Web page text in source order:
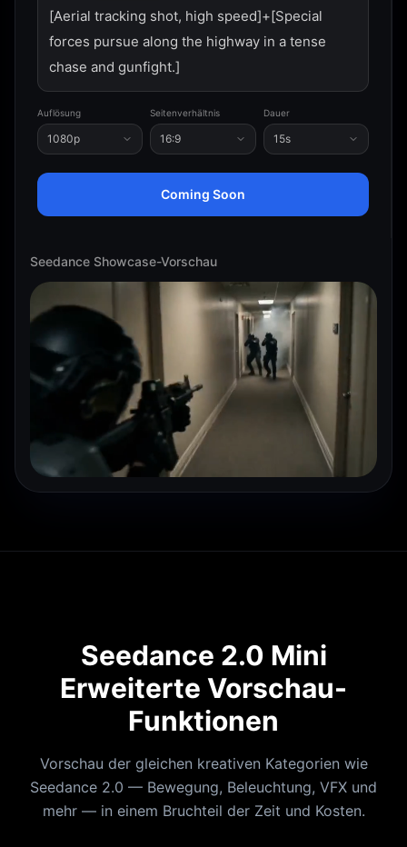
[Aerial tracking shot, high speed]+[Special
forces pursue along the highway in a tense
chase and gunfight.]
Auflösung
1080p
Seitenverhältnis
16:9
Dauer
15s
Coming Soon
Seedance Showcase-Vorschau
Seedance 2.0 Mini
Erweiterte Vorschau-
Funktionen
Vorschau der gleichen kreativen Kategorien wie
Seedance 2.0 — Bewegung, Beleuchtung, VFX und
mehr — in einem Bruchteil der Zeit und Kosten.